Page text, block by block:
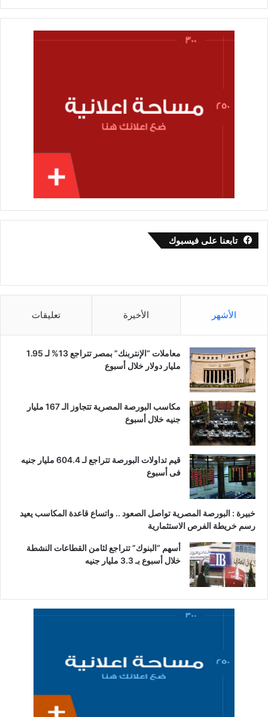
تابعنا على فيسبوك
الأشهر الأخيرة تعليقات
معاملات “الإنتربنك” بمصر تتراجع 13% لـ 1.95
مليار دولار خلال أسبوع
مكاسب البورصة المصرية تتجاوز الـ 167 مليار
جنيه خلال أسبوع
قيم تداولات البورصة تتراجع لـ 604.4 مليار جنيه
فى أسبوع
خبيرة : البورصة المصرية تواصل الصعود .. واتساع قاعدة المكاسب يعيد
رسم خريطة الفرص الاستثمارية
أسهم “البنوك” تتراجع لثامن القطاعات النشطة
خلال أسبوع بـ 3.3 مليار جنيه